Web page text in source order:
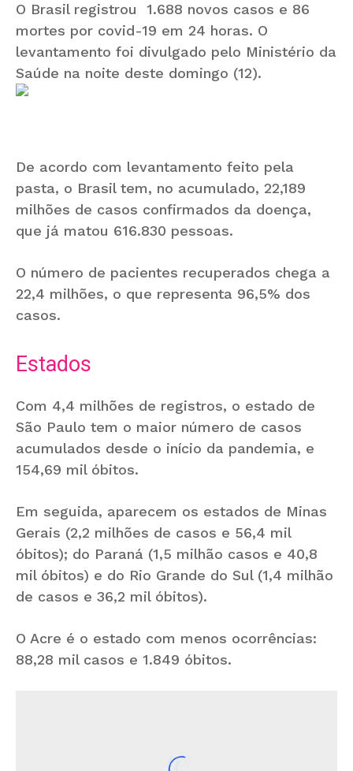
O Brasil registrou 1.688 novos casos e 86
mortes por covid-19 em 24 horas. O
levantamento foi divulgado pelo Ministério da
Saúde na noite deste domingo (12).
De acordo com levantamento feito pela
pasta, o Brasil tem, no acumulado, 22,189
milhões de casos confirmados da doença,
que já matou 616.830 pessoas.
O número de pacientes recuperados chega a
22,4 milhões, o que representa 96,5% dos
casos.
Estados
Com 4,4 milhões de registros, o estado de
São Paulo tem o maior número de casos
acumulados desde o início da pandemia, e
154,69 mil óbitos.
Em seguida, aparecem os estados de Minas
Gerais (2,2 milhões de casos e 56,4 mil
óbitos); do Paraná (1,5 milhão casos e 40,8
mil óbitos) e do Rio Grande do Sul (1,4 milhão
de casos e 36,2 mil óbitos).
O Acre é o estado com menos ocorrências:
88,28 mil casos e 1.849 óbitos.